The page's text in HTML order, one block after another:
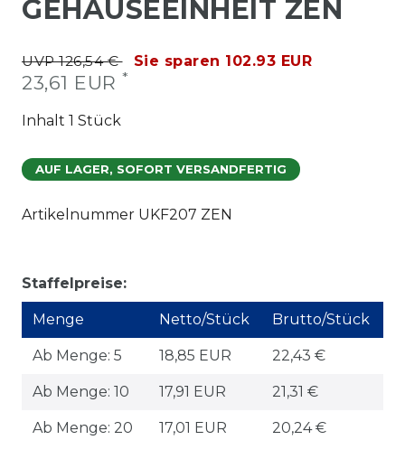
GEHÄUSEEINHEIT ZEN
UVP 126,54 € Sie sparen 102.93 EUR
23,61 EUR *
Inhalt 1 Stück
AUF LAGER, SOFORT VERSANDFERTIG
Artikelnummer UKF207 ZEN
Staffelpreise:
Menge Netto/Stück Brutto/Stück
Ab Menge: 5 18,85 EUR 22,43 €
Ab Menge: 10 17,91 EUR 21,31 €
Ab Menge: 20 17,01 EUR 20,24 €